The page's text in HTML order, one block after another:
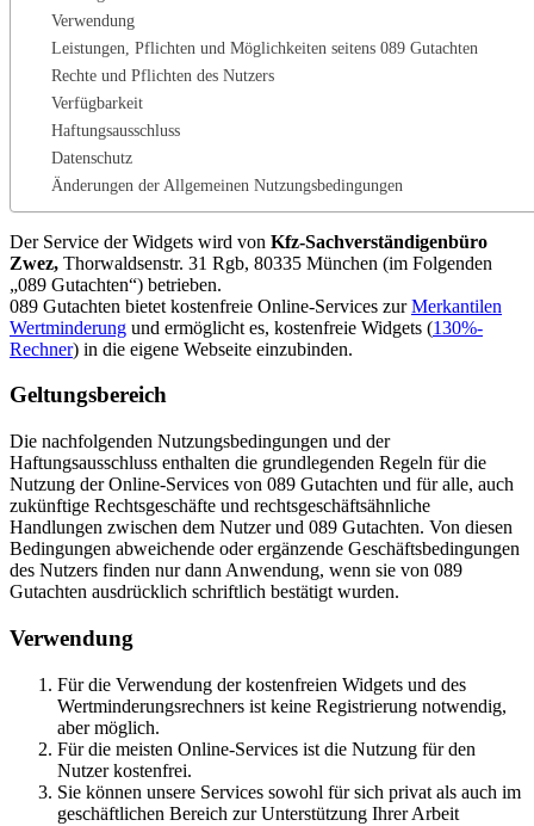
Verwendung
Leistungen, Pflichten und Möglichkeiten seitens 089 Gutachten
Rechte und Pflichten des Nutzers
Verfügbarkeit
Haftungsausschluss
Datenschutz
Änderungen der Allgemeinen Nutzungsbedingungen
Der Service der Widgets wird von Kfz-Sachverständigenbüro
Zwez, Thorwaldsenstr. 31 Rgb, 80335 München (im Folgenden
„089 Gutachten“) betrieben.
089 Gutachten bietet kostenfreie Online-Services zurMerkantilen
Wertminderung und ermöglicht es, kostenfreie Widgets (130%-
Rechner) in die eigene Webseite einzubinden.
Geltungsbereich
Die nachfolgenden Nutzungsbedingungen und der
Haftungsausschluss enthalten die grundlegenden Regeln für die
Nutzung der Online-Services von 089 Gutachten und für alle, auch
zukünftige Rechtsgeschäfte und rechtsgeschäftsähnliche
Handlungen zwischen dem Nutzer und 089 Gutachten. Von diesen
Bedingungen abweichende oder ergänzende Geschäftsbedingungen
des Nutzers finden nur dann Anwendung, wenn sie von 089
Gutachten ausdrücklich schriftlich bestätigt wurden.
Verwendung
Für die Verwendung der kostenfreien Widgets und des
Wertminderungsrechners ist keine Registrierung notwendig,
aber möglich.
Für die meisten Online-Services ist die Nutzung für den
Nutzer kostenfrei.
Sie können unsere Services sowohl für sich privat als auch im
geschäftlichen Bereich zur Unterstützung Ihrer Arbeit